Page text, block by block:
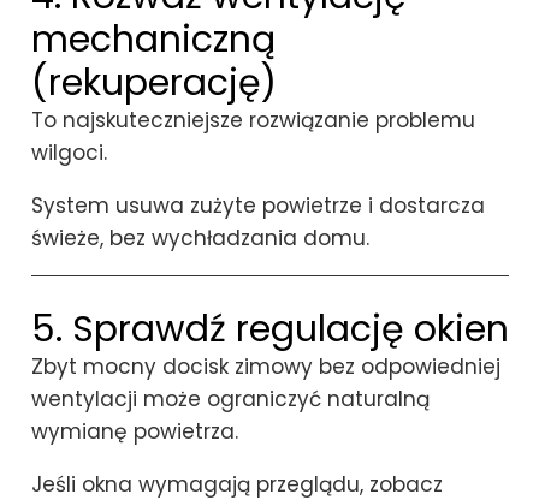
mechaniczną
(rekuperację)
To najskuteczniejsze rozwiązanie problemu
wilgoci.
System usuwa zużyte powietrze i dostarcza
świeże, bez wychładzania domu.
5. Sprawdź regulację okien
Zbyt mocny docisk zimowy bez odpowiedniej
wentylacji może ograniczyć naturalną
wymianę powietrza.
Jeśli okna wymagają przeglądu, zobacz